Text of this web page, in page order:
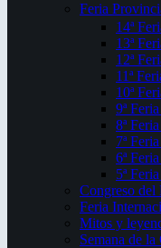
Feria
14ª
13ª
12ª
11ª
10ª
9ª
8ª
7ª
6ª
5ª
Congreso
Feria
Mitos y
Semana de